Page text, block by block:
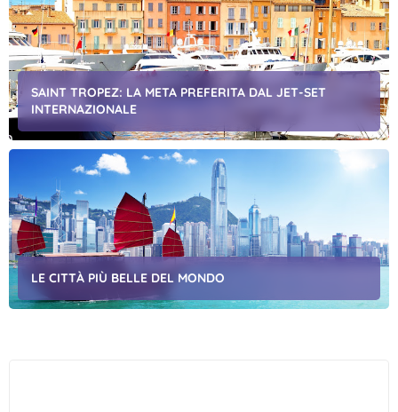
SAINT TROPEZ: LA META PREFERITA DAL JET-SET
INTERNAZIONALE
LE CITTÀ PIÙ BELLE DEL MONDO